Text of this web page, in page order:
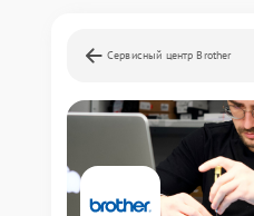
Сервисный центр Brother